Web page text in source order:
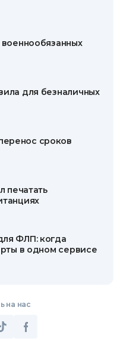
для безналичных
сроков
печатать
ФЛП: когда
в одном сервисе
на нас